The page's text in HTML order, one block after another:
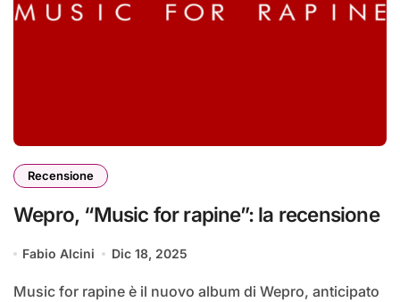
Recensione
Wepro, “Music for rapine”: la recensione
Fabio Alcini Dic 18, 2025
Music for rapine è il nuovo album di Wepro, anticipato